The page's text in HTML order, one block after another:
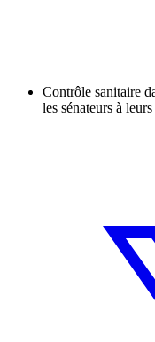
Contrôle sanitaire
les sénateurs à